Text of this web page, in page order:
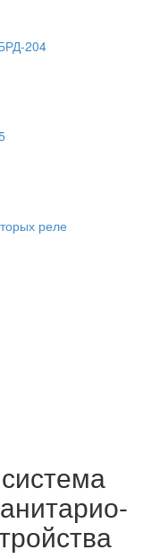
204
реле